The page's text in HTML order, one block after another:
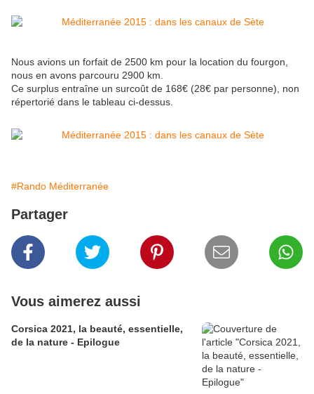
Nous avions un forfait de 2500 km pour la location du fourgon,
nous en avons parcouru 2900 km.
Ce surplus entraîne un surcoût de 168€ (28€ par personne), non
répertorié dans le tableau ci-dessus.
#Rando Méditerranée
Partager
Vous aimerez aussi
Corsica 2021, la beauté, essentielle,
de la nature - Epilogue